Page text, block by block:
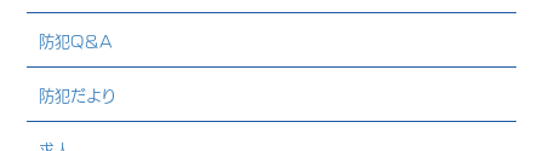
防犯Q＆A
防犯だより